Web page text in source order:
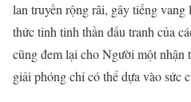
lan truyền rộng rãi, gây tiếng
thức tỉnh tinh thần đấu tranh của
cũng đem lại cho Người một
giải phóng chỉ có thể dựa vào sức